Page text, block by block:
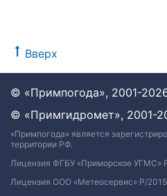
Вверх
© «Примпогода», 2001-
© «Примгидромет», 2001-
«Примпогода» является
территории РФ.
Лицензия ФГБУ «Приморское УГМС»
Лицензия ООО «Метеосервис» Р/